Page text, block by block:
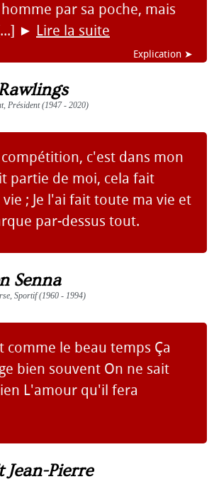
par sa poche, mais
► Lire la suite
Explication ➤
Président (1947 - 2020)
compétition, c'est dans mon
partie de moi, cela fait
; Je l'ai fait toute ma vie et
par-dessus tout.
Senna
Sportif (1960 - 1994)
comme le beau temps Ça
bien souvent On ne sait
L'amour qu'il fera
Jean-Pierre